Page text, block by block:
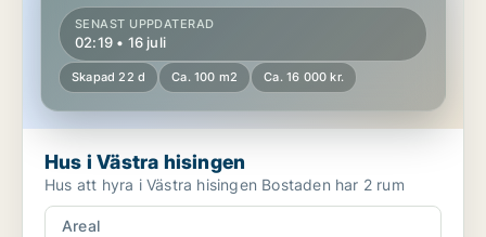
SENAST UPPDATERAD
02:19 • 16 juli
Skapad 22 d Ca. 100 m2 Ca. 16 000 kr.
Hus i Västra hisingen
Hus att hyra i Västra hisingen Bostaden har 2 rum
Areal